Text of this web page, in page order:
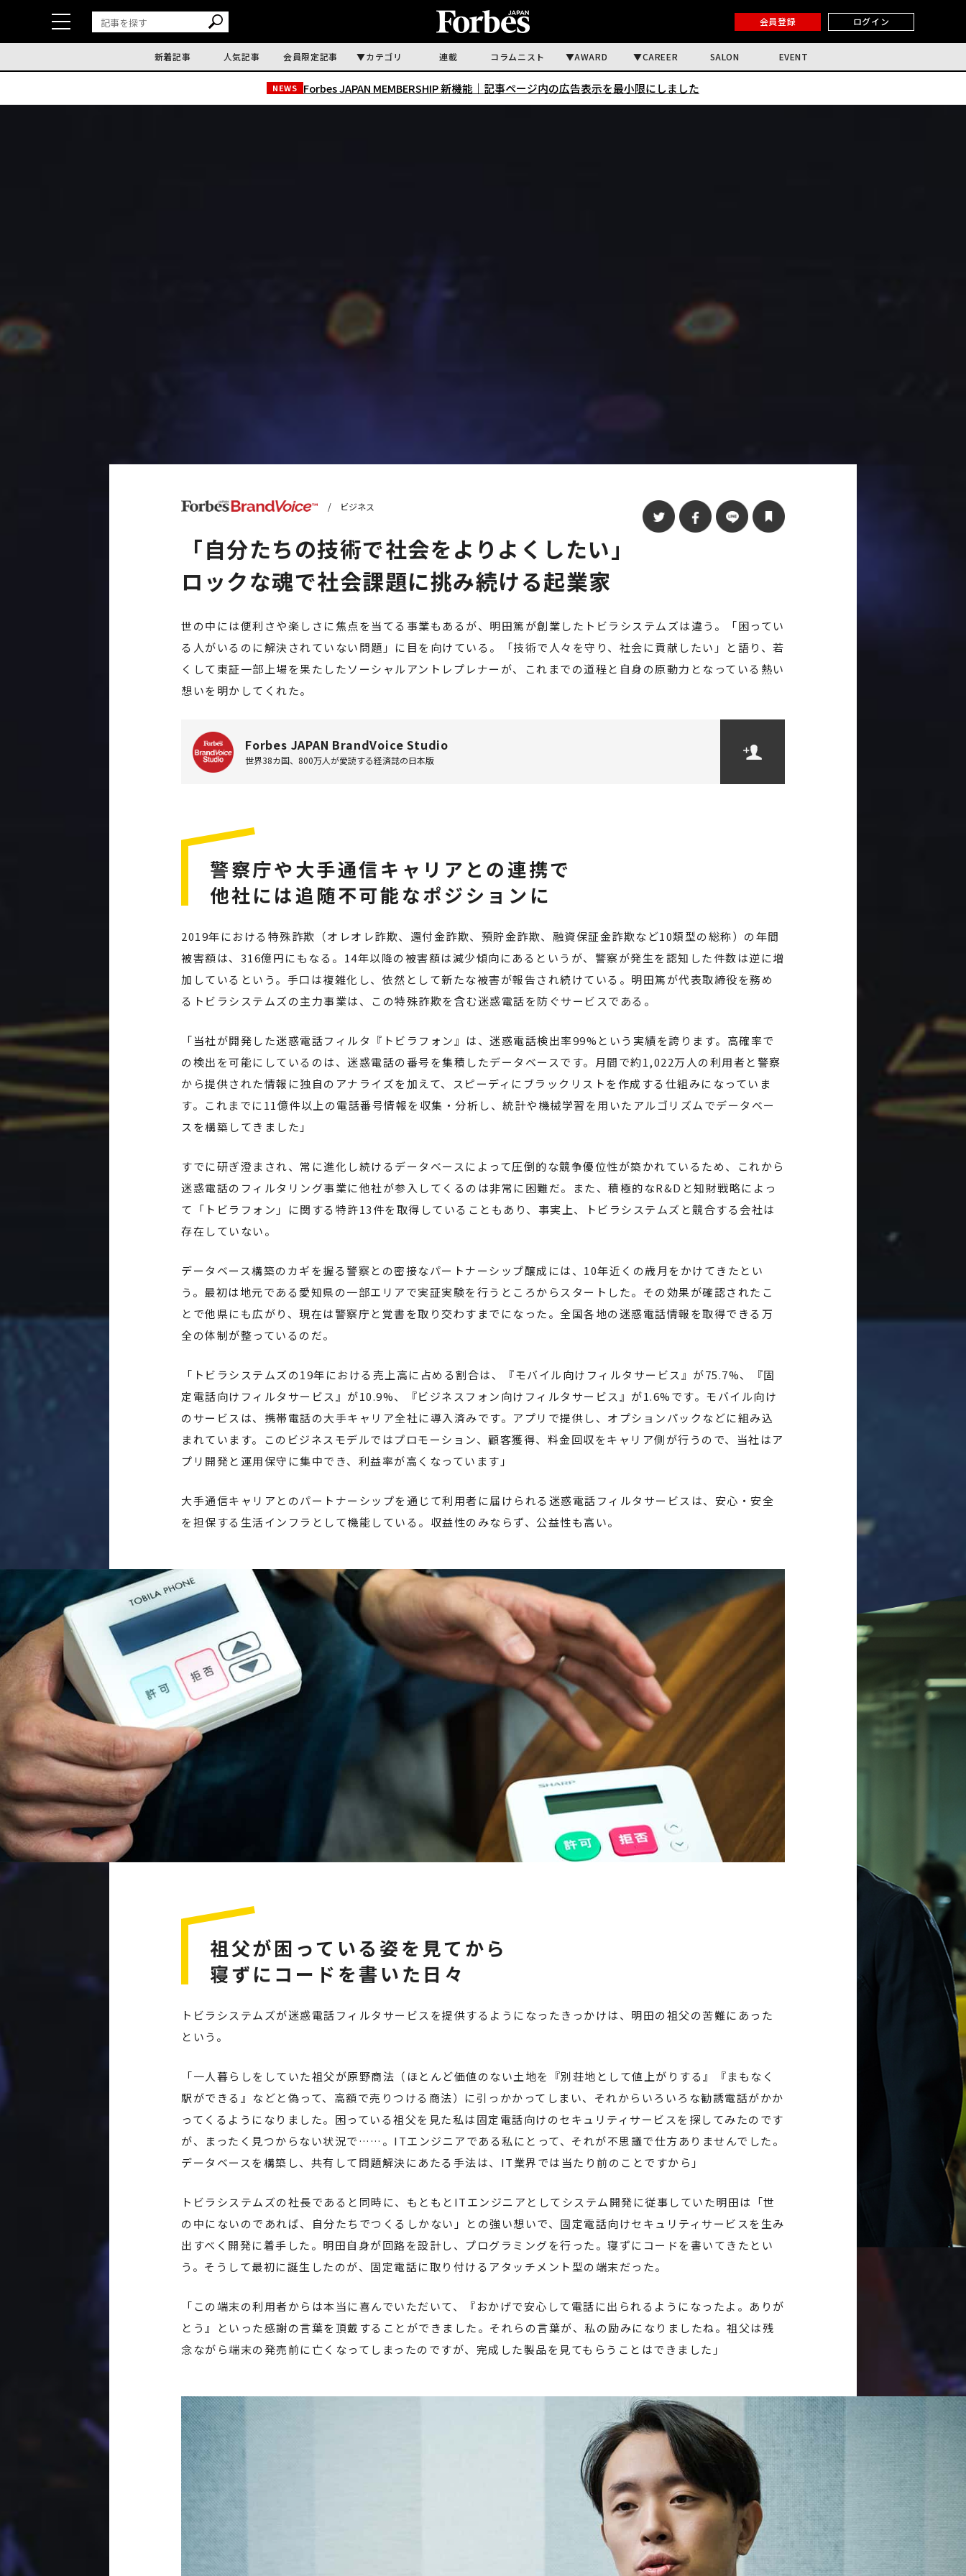
会員登録 ログイン
新着記事 人気記事 会員限定記事 カテゴリ 連載 コラムニスト AWARD CAREER SALON EVENT
NEWS Forbes JAPAN MEMBERSHIP 新機能｜ 記事ページ内の広告表示を最小限にしました
2020 Finalist Interview
アントレプレナーたちの熱源
トビラシステムズ 代表取締役社長 明田篤 #07
/ ビジネス
「自分たちの技術で社会をよりよくしたい」
ロックな魂で社会課題に挑み続ける起業家
世の中には便利さや楽しさに焦点を当てる事業もあるが、明田篤が創業したトビラシステムズは違う。「困ってい
る人がいるのに解決されていない問題」に目を向けている。「技術で人々を守り、社会に貢献したい」と語り、若
くして東証一部上場を果たしたソーシャルアントレプレナーが、これまでの道程と自身の原動力となっている熱い
想いを明かしてくれた。
Forbes JAPAN BrandVoice Studio
世界38カ国、800万人が愛読する経済誌の日本版
警察庁や大手通信キャリアとの連携で
他社には追随不可能なポジションに
2019年における特殊詐欺（オレオレ詐欺、還付金詐欺、預貯金詐欺、融資保証金詐欺など10類型の総称）の年間
被害額は、316億円にもなる。14年以降の被害額は減少傾向にあるというが、警察が発生を認知した件数は逆に増
加しているという。手口は複雑化し、依然として新たな被害が報告され続けている。明田篤が代表取締役を務め
るトビラシステムズの主力事業は、この特殊詐欺を含む迷惑電話を防ぐサービスである。
「当社が開発した迷惑電話フィルタ『トビラフォン』は、迷惑電話検出率99%という実績を誇ります。高確率で
の検出を可能にしているのは、迷惑電話の番号を集積したデータベースです。月間で約1,022万人の利用者と警察
から提供された情報に独自のアナライズを加えて、スピーディにブラックリストを作成する仕組みになっていま
す。これまでに11億件以上の電話番号情報を収集・分析し、統計や機械学習を用いたアルゴリズムでデータベー
スを構築してきました」
すでに研ぎ澄まされ、常に進化し続けるデータベースによって圧倒的な競争優位性が築かれているため、これから
迷惑電話のフィルタリング事業に他社が参入してくるのは非常に困難だ。また、積極的なR&Dと知財戦略によっ
て「トビラフォン」に関する特許13件を取得していることもあり、事実上、トビラシステムズと競合する会社は
存在していない。
データベース構築のカギを握る警察との密接なパートナーシップ醸成には、10年近くの歳月をかけてきたとい
う。最初は地元である愛知県の一部エリアで実証実験を行うところからスタートした。その効果が確認されたこ
とで他県にも広がり、現在は警察庁と覚書を取り交わすまでになった。全国各地の迷惑電話情報を取得できる万
全の体制が整っているのだ。
「トビラシステムズの19年における売上高に占める割合は、『モバイル向けフィルタサービス』が75.7%、『固
定電話向けフィルタサービス』が10.9%、『ビジネスフォン向けフィルタサービス』が1.6%です。モバイル向け
のサービスは、携帯電話の大手キャリア全社に導入済みです。アプリで提供し、オプションパックなどに組み込
まれています。このビジネスモデルではプロモーション、顧客獲得、料金回収をキャリア側が行うので、当社はア
プリ開発と運用保守に集中でき、利益率が高くなっています」
大手通信キャリアとのパートナーシップを通じて利用者に届けられる迷惑電話フィルタサービスは、安心・安全
を担保する生活インフラとして機能している。収益性のみならず、公益性も高い。
祖父が困っている姿を見てから
寝ずにコードを書いた日々
トビラシステムズが迷惑電話フィルタサービスを提供するようになったきっかけは、明田の祖父の苦難にあった
という。
「一人暮らしをしていた祖父が原野商法（ほとんど価値のない土地を『別荘地として値上がりする』『まもなく
駅ができる』などと偽って、高額で売りつける商法）に引っかかってしまい、それからいろいろな勧誘電話がかか
ってくるようになりました。困っている祖父を見た私は固定電話向けのセキュリティサービスを探してみたのです
が、まったく見つからない状況で……。ITエンジニアである私にとって、それが不思議で仕方ありませんでした。
データベースを構築し、共有して問題解決にあたる手法は、IT業界では当たり前のことですから」
トビラシステムズの社長であると同時に、もともとITエンジニアとしてシステム開発に従事していた明田は「世
の中にないのであれば、自分たちでつくるしかない」との強い想いで、固定電話向けセキュリティサービスを生み
出すべく開発に着手した。明田自身が回路を設計し、プログラミングを行った。寝ずにコードを書いてきたとい
う。そうして最初に誕生したのが、固定電話に取り付けるアタッチメント型の端末だった。
「この端末の利用者からは本当に喜んでいただいて、『おかげで安心して電話に出られるようになったよ。ありが
とう』といった感謝の言葉を頂戴することができました。それらの言葉が、私の励みになりましたね。祖父は残
念ながら端末の発売前に亡くなってしまったのですが、完成した製品を見てもらうことはできました」